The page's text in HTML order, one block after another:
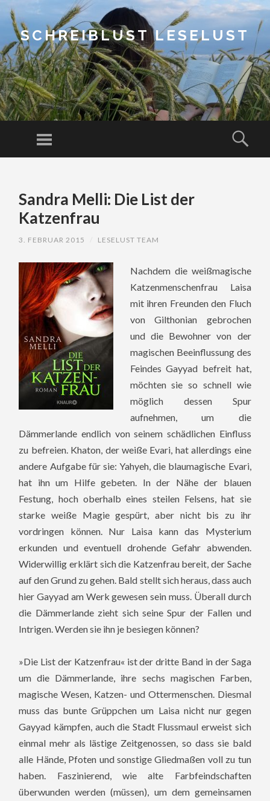
SCHREIBLUST LESELUST
Menu
CONTENT
Sandra Melli: Die List der
Katzenfrau
3. FEBRUAR 2015 LESELUST TEAM
Nachdem die weißmagische
Katzenmenschenfrau Laisa
mit ihren Freunden den Fluch
von Gilthonian gebrochen
und die Bewohner von der
magischen Beeinflussung des
Feindes Gayyad befreit hat,
möchten sie so schnell wie
möglich dessen Spur
aufnehmen, um die
Dämmerlande endlich von seinem schädlichen Einfluss
zu befreien. Khaton, der weiße Evari, hat allerdings eine
andere Aufgabe für sie: Yahyeh, die blaumagische Evari,
hat ihn um Hilfe gebeten. In der Nähe der blauen
Festung, hoch oberhalb eines steilen Felsens, hat sie
starke weiße Magie gespürt, aber nicht bis zu ihr
vordringen können.
Nur Laisa kann das Mysterium
erkunden und eventuell drohende Gefahr abwenden.
Widerwillig erklärt sich die Katzenfrau bereit, der Sache
auf den Grund zu gehen. Bald stellt sich heraus, dass auch
hier Gayyad am Werk gewesen sein muss. Überall durch
die Dämmerlande zieht sich seine Spur der Fallen und
Intrigen. Werden sie ihn je besiegen können?
»Die List der Katzenfrau« ist der dritte Band in der Saga
um die Dämmerlande, ihre sechs magischen Farben,
magische Wesen, Katzen- und Ottermenschen. Diesmal
muss das bunte Grüppchen um Laisa nicht nur gegen
Gayyad kämpfen, auch die Stadt Flussmaul erweist sich
einmal mehr als lästige Zeitgenossen, so dass sie bald
alle Hände, Pfoten und sonstige Gliedmaßen voll zu tun
haben. Faszinierend, wie alte Farbfeindschaften
überwunden werden (müssen), um dem gemeinsamen